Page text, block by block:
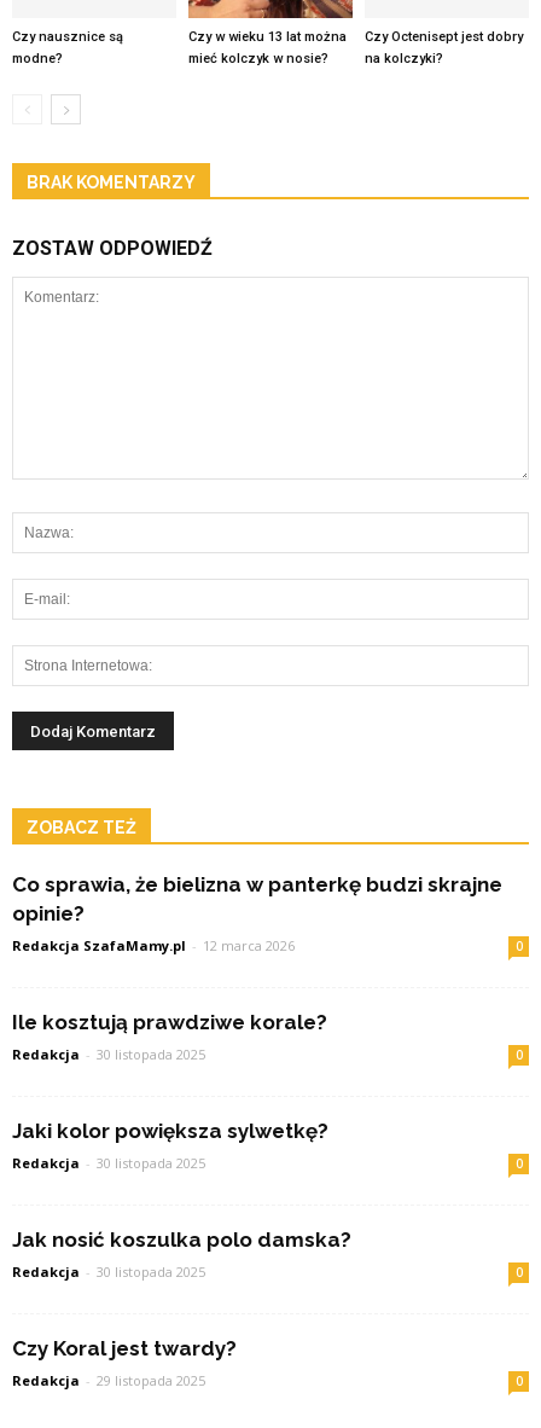
Czy nausznice są
modne?
Czy w wieku 13 lat można
mieć kolczyk w nosie?
Czy Octenisept jest dobry
na kolczyki?
BRAK KOMENTARZY
ZOSTAW ODPOWIEDŹ
ZOBACZ TEŻ
Co sprawia, że bielizna w panterkę budzi skrajne
opinie?
Redakcja SzafaMamy.pl - 12 marca 2026 0
Ile kosztują prawdziwe korale?
Redakcja - 30 listopada 2025 0
Jaki kolor powiększa sylwetkę?
Redakcja - 30 listopada 2025 0
Jak nosić koszulka polo damska?
Redakcja - 30 listopada 2025 0
Czy Koral jest twardy?
Redakcja - 29 listopada 2025 0